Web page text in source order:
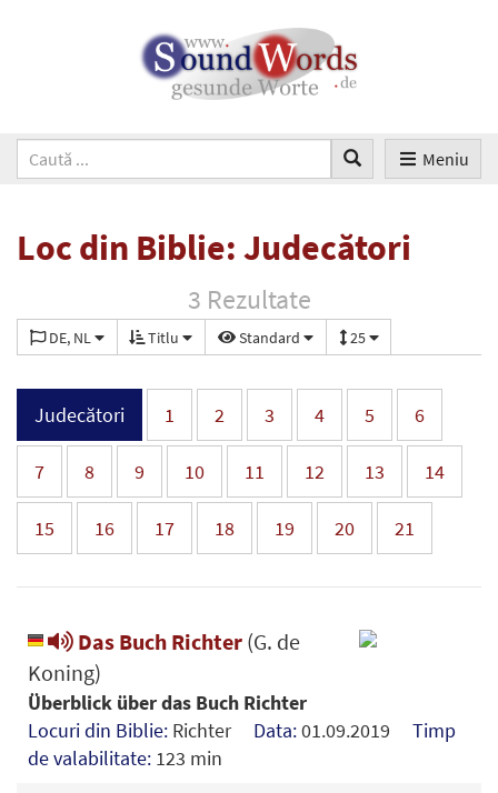
Meniu
Loc din Biblie: Judecători
3 Rezultate
DE, NL Titlu Standard 25
Judecători 1 2 3 4 5 6
7 8 9 10 11 12 13 14
15 16 17 18 19 20 21
Das Buch Richter (G. de
Koning)
Überblick über das Buch Richter
Locuri din Biblie: Richter Data:01.09.2019 Timp
de valabilitate: 123 min